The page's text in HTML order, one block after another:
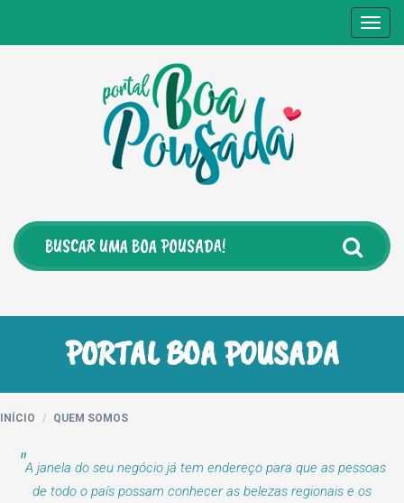
PORTAL BOA POUSADA
INÍCIO QUEM SOMOS
"A janela do seu negócio já tem endereço para que as pessoas
de todo o país possam conhecer as belezas regionais e os